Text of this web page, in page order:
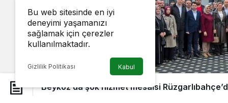
Beykoz’da şok hizmet mesaisi
Bu web sitesinde en iyi
deneyimi yaşamanızı
sağlamak için çerezler
kullanılmaktadır.
Gizlilik Politikası Kabul